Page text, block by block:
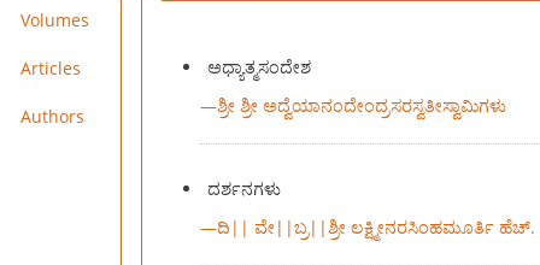
Volumes
Articles
Authors
ಅಧ್ಯಾತ್ಮಸಂದೇಶ
—ಶ್ರೀ ಶ್ರೀ ಅದ್ವೆಯಾನಂದೇಂದ್ರಸರಸ್ವತೀಸ್ವಾಮಿಗಳು
ದರ್ಶನಗಳು
—ದಿ|| ವೇ||ಬ್ರ||ಶ್ರೀ ಲಕ್ಷ್ಮೀನರಸಿಂಹಮೂರ್ತಿ